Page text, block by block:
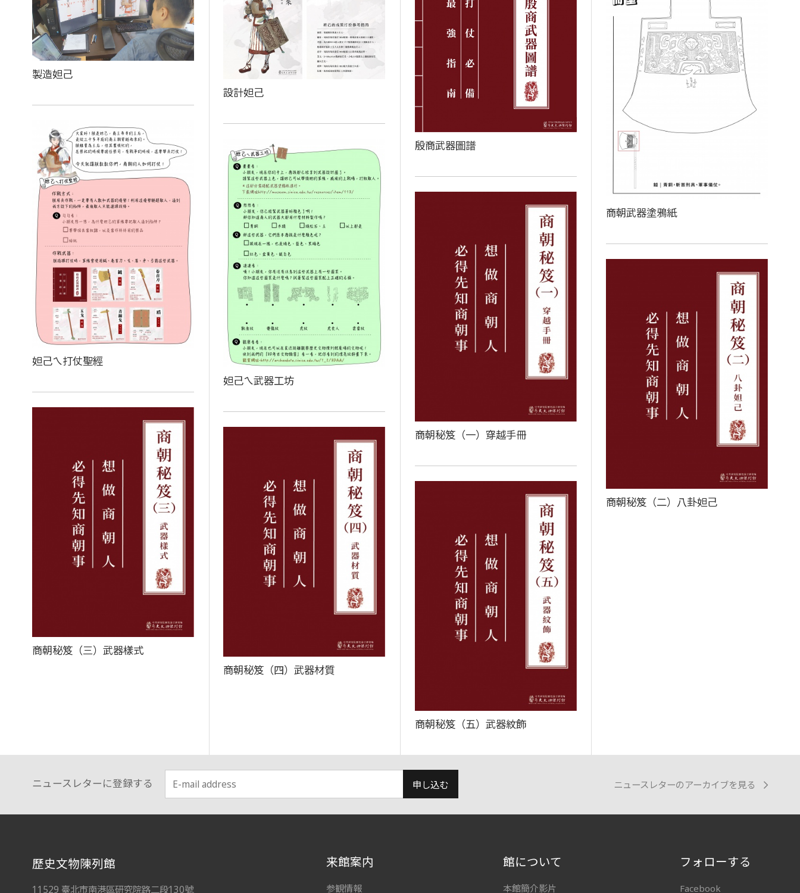
製造妲己
設計妲己
殷商武器圖譜
商朝武器塗鴉紙
妲己ㄟ打仗聖經
妲己ㄟ武器工坊
商朝秘笈（一）穿越手冊
商朝秘笈（二）八卦妲己
商朝秘笈（三）武器樣式
商朝秘笈（四）武器材質
商朝秘笈（五）武器紋飾
ニュースレターに登録する 申し込む ニュースレターのアーカイブを見る
歷史文物陳列館
11529 臺北市南港區研究院路二段130號
来館案内
参観情報
館について
本館簡介影片
フォローする
Facebook